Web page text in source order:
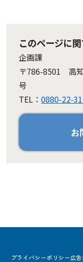
このページに
企画課
〒786-8501 高
号
TEL：0880-22-
お
プライバシーポリシー広